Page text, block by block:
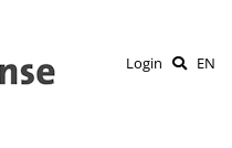
Login EN